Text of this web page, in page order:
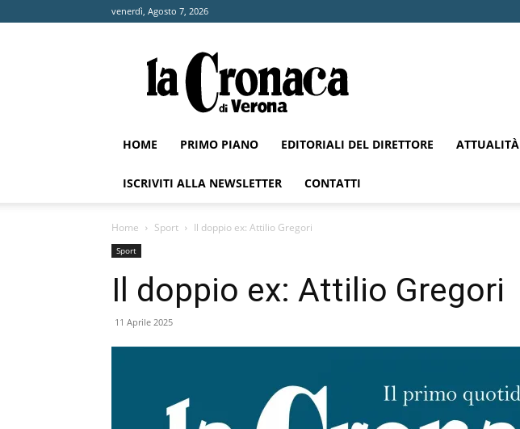
venerdì, Agosto 7, 2026
Cronaca
di
Verona
HOME PRIMO PIANO EDITORIALI DEL DIRETTORE ATTUALITÀ
ISCRIVITI ALLA NEWSLETTER CONTATTI
Home Sport Il doppio ex: Attilio Gregori
Sport
Il doppio ex: Attilio Gregori
11 Aprile 2025